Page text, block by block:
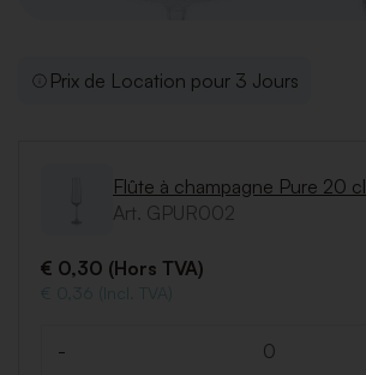
Prix de Location pour 3 Jours
Flûte à champagne Pure 20 cl
Art. GPUR002
€ 0,30 (Hors TVA)
€ 0,36 (Incl. TVA)
-